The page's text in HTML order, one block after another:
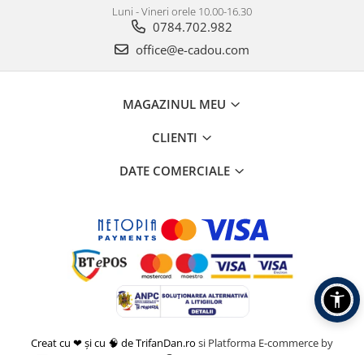
Luni - Vineri orele 10.00-16.30
0784.702.982
office@e-cadou.com
MAGAZINUL MEU
CLIENTI
DATE COMERCIALE
Creat cu ❤ și cu 🧠 de TrifanDan.ro si Platforma E-commerce by